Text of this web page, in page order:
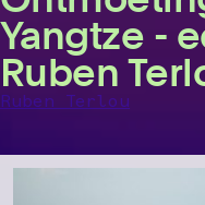
Yangtze -
Ruben
Ruben Terlou